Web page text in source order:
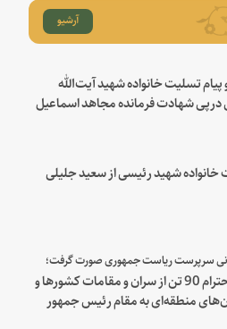
آرشیو
پیام تسلیت خانواده شهید آیت‌الله
شهادت فرمانده مجاهد اسماعیل
شهید رئیسی از سعید جلیلی
سرپرست ریاست جمهوری صورت گرفت؛
ادای احترام 90 تن از سران و مقامات کشورها و
منطقه‌ای به مقام رئیس جمهور